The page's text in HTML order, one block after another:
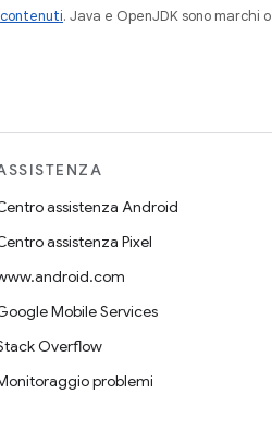
. Java e OpenJDK sono marchi o
assistenza Android
assistenza Pixel
Mobile Services
Overflow
problemi